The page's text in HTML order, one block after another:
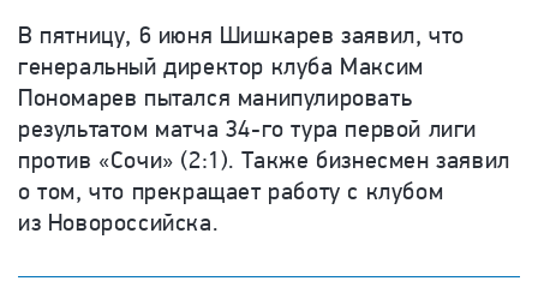
В пятницу, 6 июня Шишкарев заявил, что
генеральный директор клуба Максим
Пономарев пытался манипулировать
результатом матча 34-го тура первой лиги
против «Сочи» (2:1). Также бизнесмен заявил
о том, что прекращает работу с клубом
из Новороссийска.